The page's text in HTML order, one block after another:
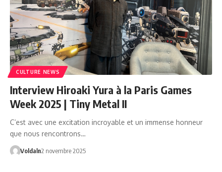
CULTURE NEWS
Interview Hiroaki Yura à la Paris Games
Week 2025 | Tiny Metal II
C’est avec une excitation incroyable et un immense honneur
que nous rencontrons…
Voldaln2 novembre 2025